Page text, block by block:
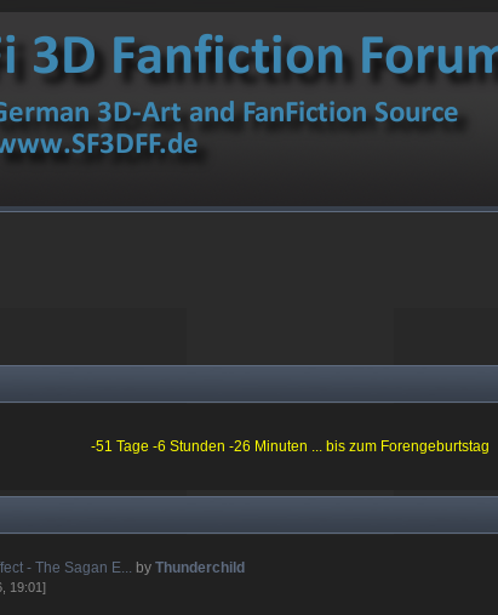
-51 Tage -6 Stunden -26 Minuten ... bis zum Forengeburtstag
- The Sagan E... byThunderchild
19:01]